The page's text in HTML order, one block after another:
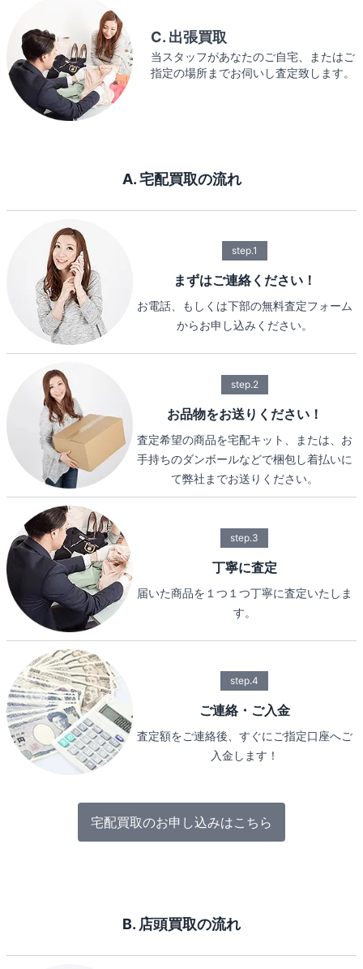
C. 出張買取
当スタッフがあなたのご自宅、またはご
指定の場所までお伺いし査定致します。
A. 宅配買取の流れ
step.1
まずはご連絡ください！
お電話、もしくは下部の無料査定フォーム
からお申し込みください。
step.2
お品物をお送りください！
査定希望の商品を宅配キット、または、お
手持ちのダンボールなどで梱包し着払いに
て弊社までお送りください。
step.3
丁寧に査定
届いた商品を１つ１つ丁寧に査定いたしま
す。
step.4
ご連絡・ご入金
査定額をご連絡後、すぐにご指定口座へご
入金します！
宅配買取のお申し込みはこちら
B. 店頭買取の流れ